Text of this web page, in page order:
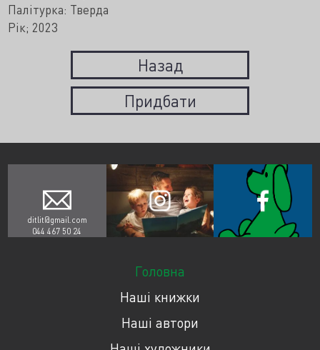
Палітурка: Тверда
Рік; 2023
Назад
Придбати
ditlit@gmail.com
044 467 50 24
Головна
Наші книжки
Наші автори